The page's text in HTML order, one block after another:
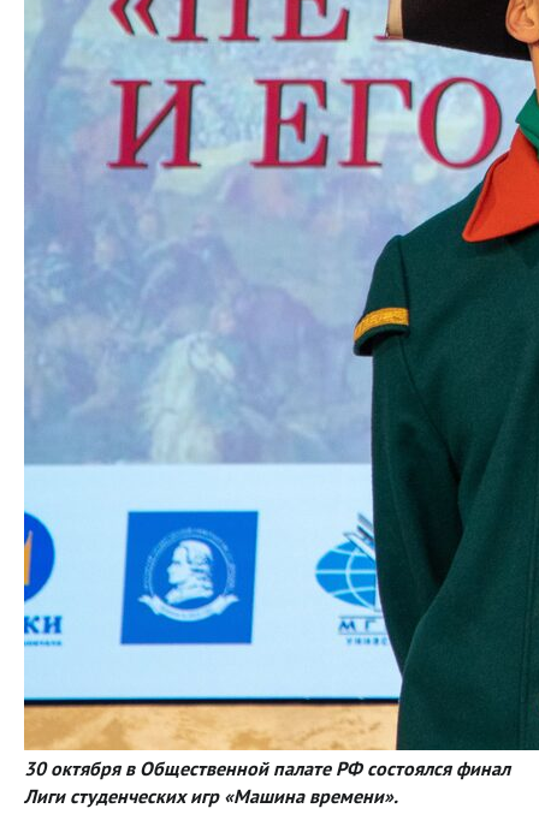
30 октября в Общественной палате РФ состоялся финал
Лиги студенческих игр «Машина времени».